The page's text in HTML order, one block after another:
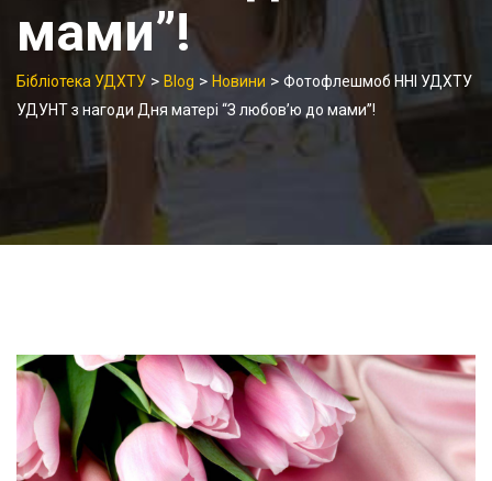
мами”!
Бібліотека УДХТУ > Blog > Новини > Фотофлешмоб ННІ УДХТУ
УДУНТ з нагоди Дня матері “З любов’ю до мами”!